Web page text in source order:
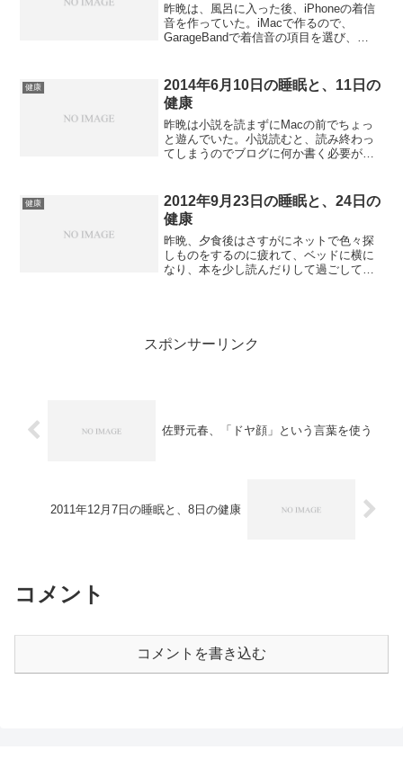
昨晩は、風呂に入った後、iPhoneの着信
音を作っていた。iMacで作るので、
GarageBandで着信音の項目を選び、
録した。寝たのは10時過ぎ。睡眠は...
健康
2014年6月10日の睡眠と、11日の
健康
昨晩は小説を読まずにMacの前でちょっ
と遊んでいた。小説読むと、読み終わっ
てしまうのでブログに何か書く必要があ
10時半には就寝した。深夜3時ぐらいにト
イレで目覚めると、...
健康
2012年9月23日の睡眠と、24日の
健康
昨晩、夕食後はさすがにネットで色々探
しものをするのに疲れて、ベッドに横に
なり、本を少し読んだりして過ごしてい
スポンサーリンク
佐野元春、「ドヤ顔」という言葉を使う
2011年12月7日の睡眠と、8日の健康
コメント
コメントを書き込む